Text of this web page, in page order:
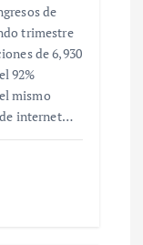
de
trimestre
de 6,930
92%
mismo
internet…